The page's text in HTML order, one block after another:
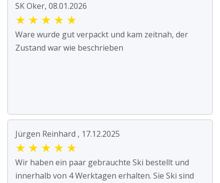
SK Oker, 08.01.2026
★ ★ ★ ★ ★
Ware wurde gut verpackt und kam zeitnah, der
Zustand war wie beschrieben
Jürgen Reinhard , 17.12.2025
★ ★ ★ ★ ★
Wir haben ein paar gebrauchte Ski bestellt und
innerhalb von 4 Werktagen erhalten. Sie Ski sind